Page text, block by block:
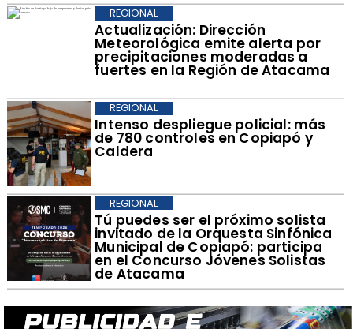
Actualización: Dirección
Meteorológica emite alerta por
precipitaciones moderadas a
fuertes en la Región de Atacama
REGIONAL
Intenso despliegue policial: más
de 780 controles en Copiapó y
Caldera
REGIONAL
Tú puedes ser el próximo solista
invitado de la Orquesta Sinfónica
Municipal de Copiapó: participa
en el Concurso Jóvenes Solistas
de Atacama
REGIONAL